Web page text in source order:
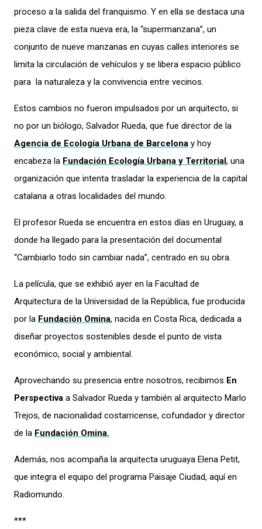
proceso a la salida del franquismo. Y en ella se destaca una
pieza clave de esta nueva era, la “supermanzana”, un
conjunto de nueve manzanas en cuyas calles interiores se
limita la circulación de vehículos y se libera espacio público
para la naturaleza y la convivencia entre vecinos.
Estos cambios no fueron impulsados por un arquitecto, si
no por un biólogo, Salvador Rueda, que fue director de la
Agencia de Ecología Urbana de Barcelona y hoy
encabeza la Fundación Ecología Urbana y Territorial, una
organización que intenta trasladar la experiencia de la capital
catalana a otras localidades del mundo.
El profesor Rueda se encuentra en estos días en Uruguay, a
donde ha llegado para la presentación del documental
“Cambiarlo todo sin cambiar nada”, centrado en su obra.
La película, que se exhibió ayer en la Facultad de
Arquitectura de la Universidad de la República, fue producida
por la Fundación Omina, nacida en Costa Rica, dedicada a
diseñar proyectos sostenibles desde el punto de vista
económico, social y ambiental.
Aprovechando su presencia entre nosotros, recibimos En
Perspectiva a Salvador Rueda y también al arquitecto Marlo
Trejos, de nacionalidad costarricense, cofundador y director
de la Fundación Omina.
Además, nos acompaña la arquitecta uruguaya Elena Petit,
que integra el equipo del programa Paisaje Ciudad, aquí en
Radiomundo.
***